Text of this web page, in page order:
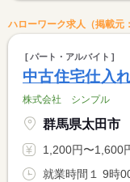
ハローワーク求人（掲載元
パート・アルバイト
中古住宅仕入
株式会社 シンプル
群馬県太田市
1,200円〜1,600円 ※フルタイム